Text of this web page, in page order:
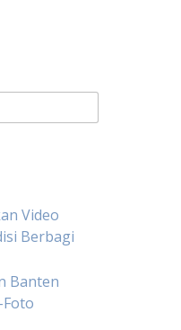
Video
Berbagi
Banten